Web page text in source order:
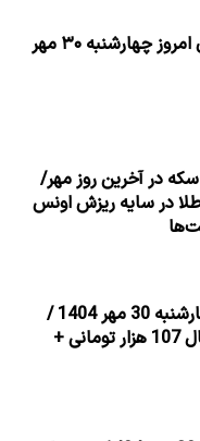
قیمت سکه پارسیان امروز چهارشنبه ۳۰ مهر
در آخرین روز مهر/
طلا در سایه ریزش اونس
قیمت دلار امروز چهارشنبه 30 مهر 1404 /
ماندگاری دلار در کانال 107 هزار تومانی +